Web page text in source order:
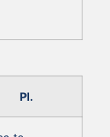
Pl.